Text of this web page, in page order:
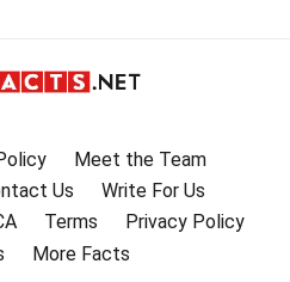
Meet the Team
Us
Write For Us
Terms
Privacy Policy
More Facts